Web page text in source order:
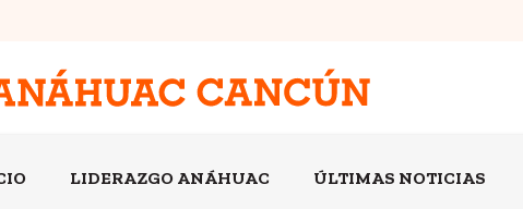
LIDERAZGO ANÁHUAC ÚLTIMAS NOTICIAS